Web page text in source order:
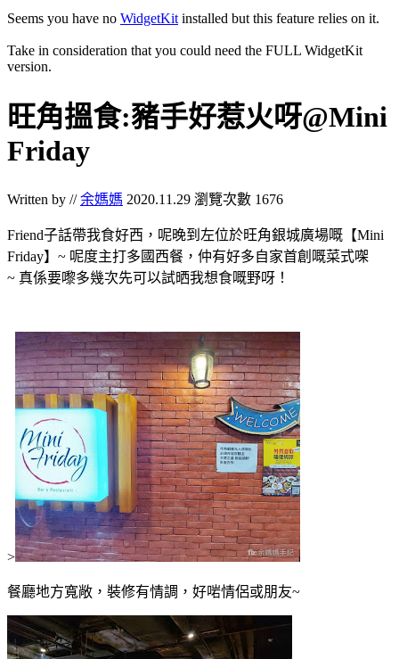
Seems you have no WidgetKit installed but this feature relies on it.
Take in consideration that you could need the FULL WidgetKit
version.
旺角搵食:豬手好惹火呀@Mini
Friday
Written by //余媽媽 2020.11.29 瀏覽次數 1676
Friend子話帶我食好西，呢晚到左位於旺角銀城廣場嘅【Mini
Friday】~ 呢度主打多國西餐，仲有好多自家首創嘅菜式㗎
~ 真係要嚟多幾次先可以試晒我想食嘅野呀！
>
餐廳地方寬敞，裝修有情調，好啱情侶或朋友~